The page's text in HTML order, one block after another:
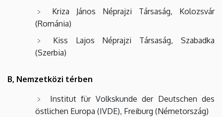
Kriza János Néprajzi Társaság, Kolozsvár
(Románia)
Kiss Lajos Néprajzi Társaság, Szabadka
(Szerbia)
B, Nemzetközi térben
Institut für Volkskunde der Deutschen des
östlichen Europa (IVDE), Freiburg (Németország)